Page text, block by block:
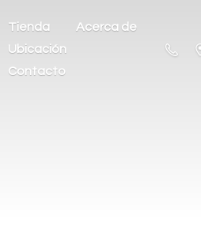
Tienda
Acerca de
Ubicación
Contacto